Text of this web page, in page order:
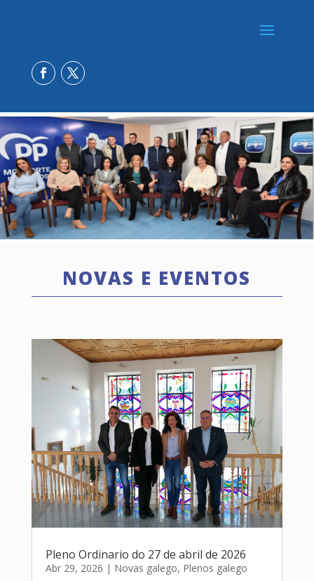
NOVAS E EVENTOS
Pleno Ordinario do 27 de abril de 2026
Abr 29, 2026 | Novas galego, Plenos galego